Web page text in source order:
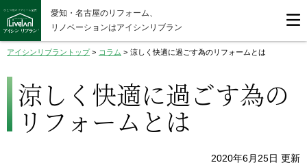
愛知・名古屋のリフォーム、
リノベーションはアイシンリブラン
アイシンリブラントップ> コラム > 涼しく快適に過ごす為のリフォームとは
涼しく快適に過ごす為の
リフォームとは
2020年6月25日 更新